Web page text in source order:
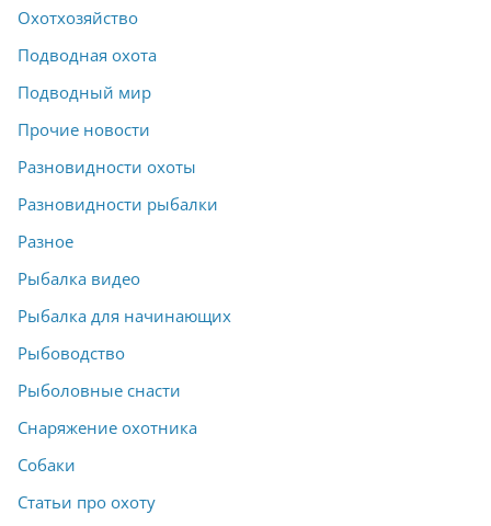
Охотхозяйство
Подводная охота
Подводный мир
Прочие новости
Разновидности охоты
Разновидности рыбалки
Разное
Рыбалка видео
Рыбалка для начинающих
Рыбоводство
Рыболовные снасти
Снаряжение охотника
Собаки
Статьи про охоту